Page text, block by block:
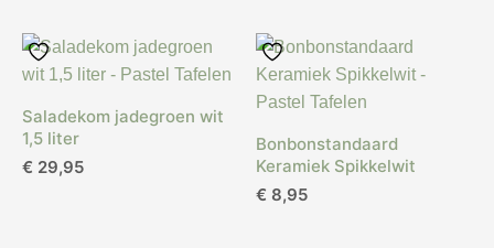
Saladekom jadegroen wit
1,5 liter
€ 29,95
Bonbonstandaard
Keramiek Spikkelwit
€ 8,95